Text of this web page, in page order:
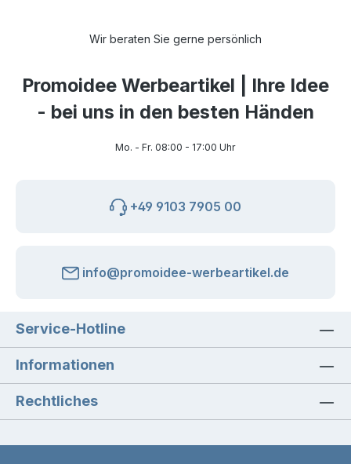
Wir beraten Sie gerne persönlich
Promoidee Werbeartikel | Ihre Idee
- bei uns in den besten Händen
Mo. - Fr. 08:00 - 17:00 Uhr
+49 9103 7905 00
info@promoidee-werbeartikel.de
Service-Hotline
Informationen
Rechtliches